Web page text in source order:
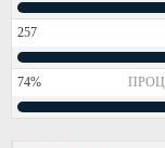
257
74%